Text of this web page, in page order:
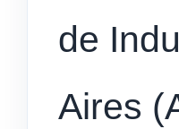
de
Aires